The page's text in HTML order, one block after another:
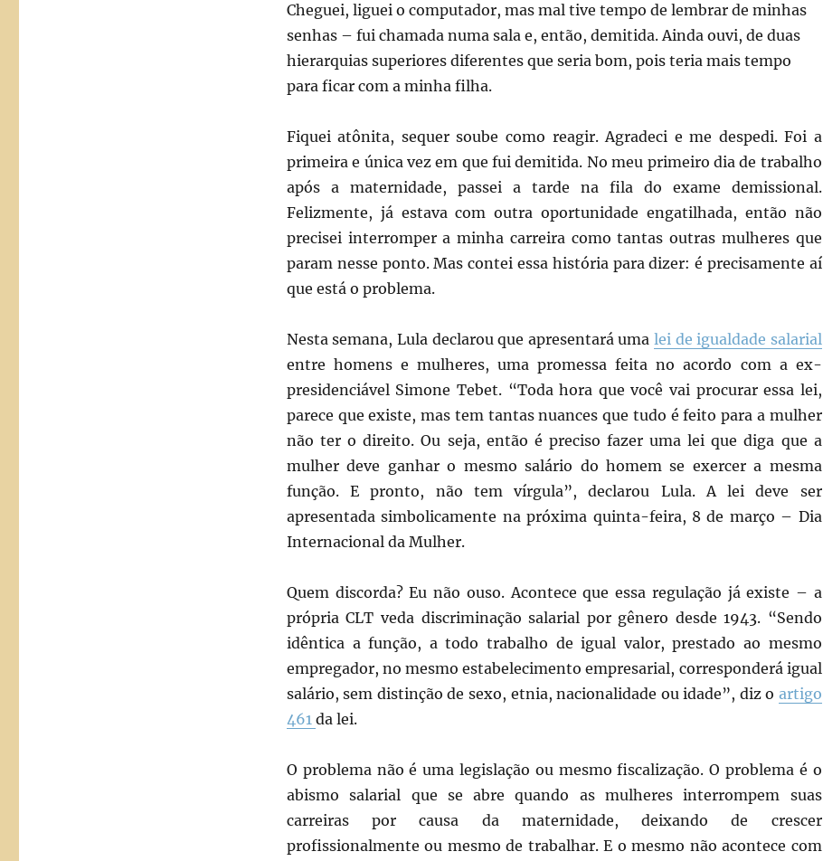
Cheguei, liguei o computador, mas mal tive tempo de lembrar de minhas
senhas – fui chamada numa sala e, então, demitida. Ainda ouvi, de duas
hierarquias superiores diferentes que seria bom, pois teria mais tempo
para ficar com a minha filha.
Fiquei atônita, sequer soube como reagir. Agradeci e me despedi. Foi a
primeira e única vez em que fui demitida. No meu primeiro dia de trabalho
após a maternidade, passei a tarde na fila do exame demissional.
Felizmente, já estava com outra oportunidade engatilhada, então não
precisei interromper a minha carreira como tantas outras mulheres que
param nesse ponto. Mas contei essa história para dizer: é precisamente aí
que está o problema.
Nesta semana, Lula declarou que apresentará uma lei de igualdade salarial
entre homens e mulheres, uma promessa feita no acordo com a ex-
presidenciável Simone Tebet. “Toda hora que você vai procurar essa lei,
parece que existe, mas tem tantas nuances que tudo é feito para a mulher
não ter o direito. Ou seja, então é preciso fazer uma lei que diga que a
mulher deve ganhar o mesmo salário do homem se exercer a mesma
função. E pronto, não tem vírgula”, declarou Lula. A lei deve ser
apresentada simbolicamente na próxima quinta-feira, 8 de março – Dia
Internacional da Mulher.
Quem discorda? Eu não ouso. Acontece que essa regulação já existe – a
própria CLT veda discriminação salarial por gênero desde 1943. “Sendo
idêntica a função, a todo trabalho de igual valor, prestado ao mesmo
empregador, no mesmo estabelecimento empresarial, corresponderá igual
salário, sem distinção de sexo, etnia, nacionalidade ou idade”, diz o artigo
461 da lei.
O problema não é uma legislação ou mesmo fiscalização. O problema é o
abismo salarial que se abre quando as mulheres interrompem suas
carreiras por causa da maternidade, deixando de crescer
profissionalmente ou mesmo de trabalhar. E o mesmo não acontece com